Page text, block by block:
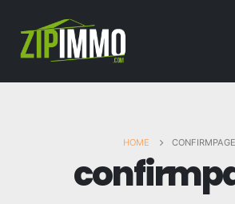
HOME CONFIRMPAGE